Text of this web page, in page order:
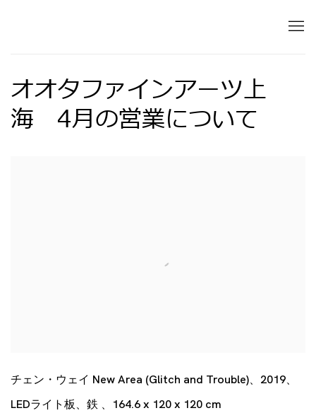
オオタファインアーツ上
海 4月の営業について
チェン・ウェイ New Area (Glitch and Trouble)、2019、
LEDライト板、鉄 、164.6 x 120 x 120 cm